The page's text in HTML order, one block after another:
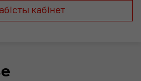
кабiнет